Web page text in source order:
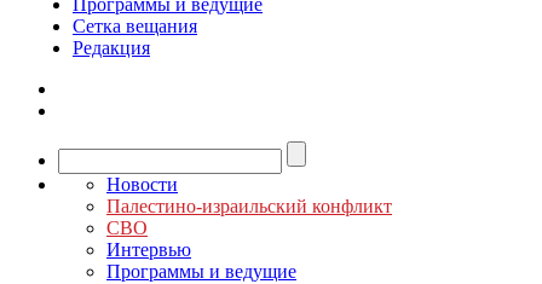
Программы и ведущие
Сетка вещания
Редакция
Новости
Палестино-израильский конфликт
СВО
Интервью
Программы и ведущие